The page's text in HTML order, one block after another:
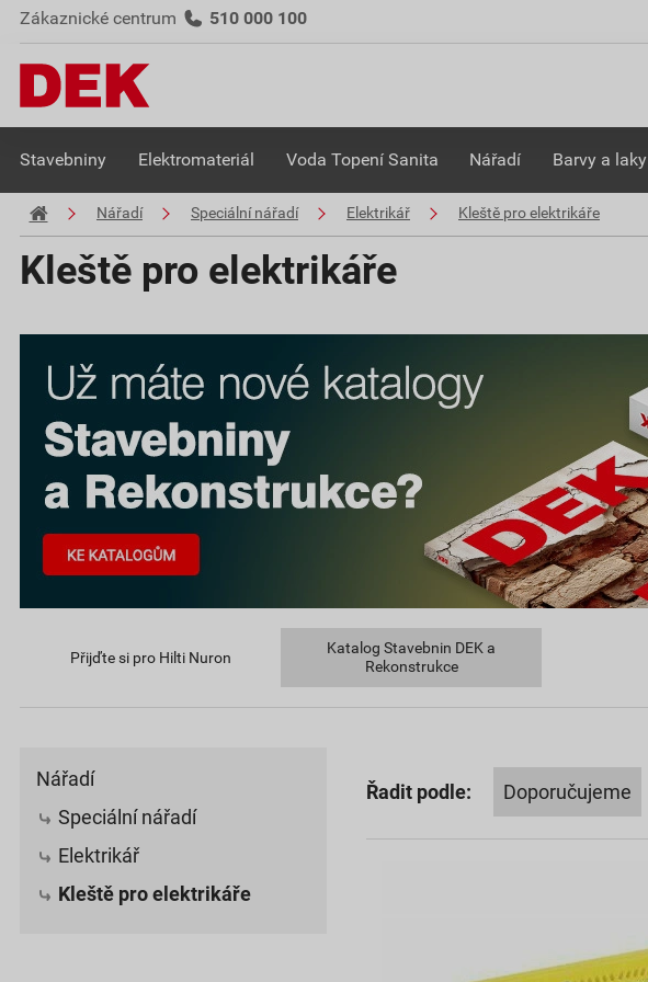
Zákaznické centrum 510 000 100
Stavebniny Elektromateriál Voda Topení Sanita Nářadí Barvy a laky
Nářadí Speciální nářadí Elektrikář Kleště pro elektrikáře
Kleště pro elektrikáře
Přijďte si pro Hilti Nuron
Katalog Stavebnin DEK a
Rekonstrukce
Nářadí
Speciální nářadí
Elektrikář
Kleště pro elektrikáře
Řadit podle: Doporučujeme